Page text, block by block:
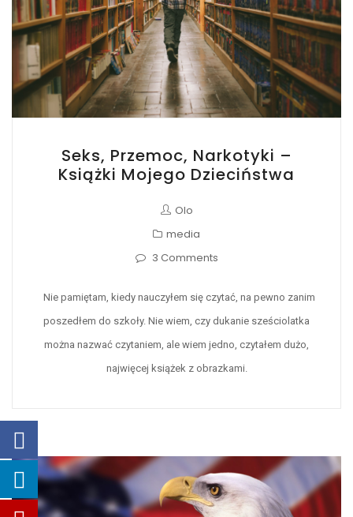
Seks, Przemoc, Narkotyki –
Książki Mojego Dzieciństwa
Olo
media
3 Comments
Nie pamiętam, kiedy nauczyłem się czytać, na pewno zanim
poszedłem do szkoły. Nie wiem, czy dukanie sześciolatka
można nazwać czytaniem, ale wiem jedno, czytałem dużo,
najwięcej książek z obrazkami.